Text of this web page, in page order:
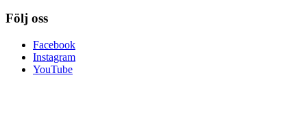
Följ oss
Facebook
Instagram
YouTube